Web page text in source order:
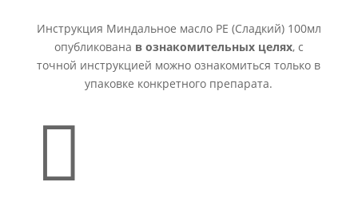
Инструкция Миндальное масло PE (Сладкий) 100мл
опубликована в ознакомительных целях, с
точной инструкцией можно ознакомиться только в
упаковке конкретного препарата.
